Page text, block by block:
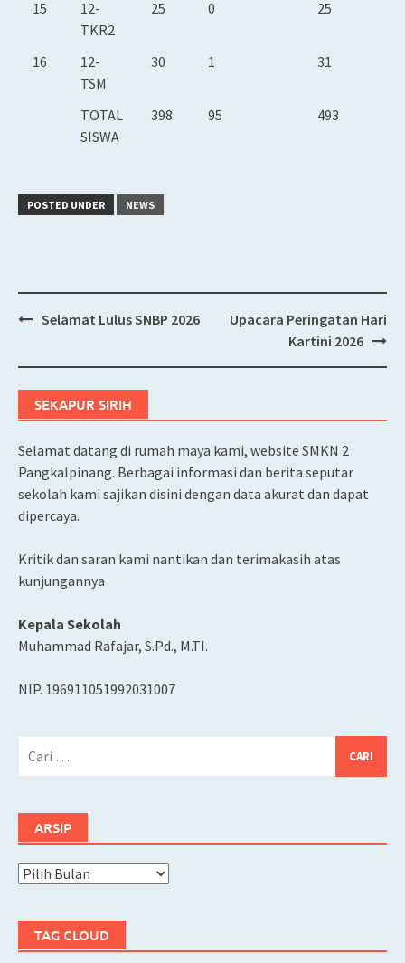
15
12-
TKR2
25 0 25
16
12-
TSM
30 1 31
TOTAL
SISWA
398 95 493
POSTED UNDER NEWS
Selamat Lulus SNBP 2026
Upacara Peringatan Hari
Kartini 2026
SEKAPUR SIRIH
Selamat datang di rumah maya kami, website SMKN 2
Pangkalpinang. Berbagai informasi dan berita seputar
sekolah kami sajikan disini dengan data akurat dan dapat
dipercaya.
Kritik dan saran kami nantikan dan terimakasih atas
kunjungannya
Kepala Sekolah
Muhammad Rafajar, S.Pd., M.TI.
NIP. 196911051992031007
ARSIP
Arsip
TAG CLOUD